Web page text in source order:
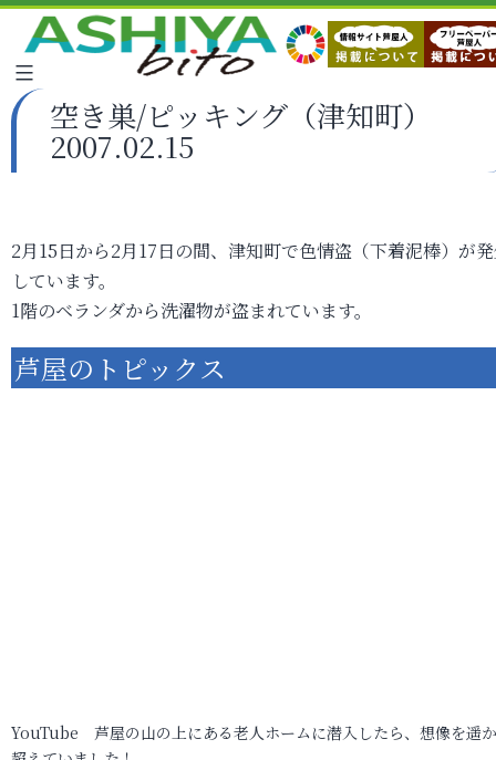
空き巣/ピッキング（津知町）
2007.02.15
2月15日から2月17日の間、津知町で色情盗（下着泥棒）が
しています。
1階のベランダから洗濯物が盗まれています。
芦屋のトピックス
YouTube 芦屋の山の上にある老人ホームに潜入したら、想像を遥